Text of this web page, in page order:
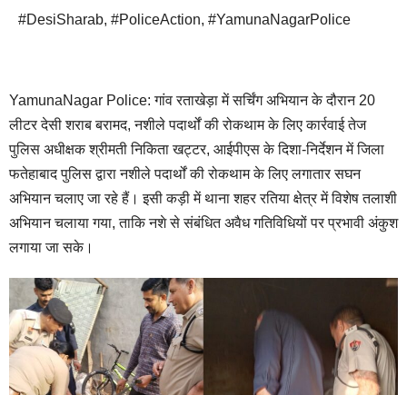
#DesiSharab, #PoliceAction, #YamunaNagarPolice
YamunaNagar Police: गांव रताखेड़ा में सर्चिंग अभियान के दौरान 20
लीटर देसी शराब बरामद, नशीले पदार्थों की रोकथाम के लिए कार्रवाई तेज
पुलिस अधीक्षक श्रीमती निकिता खट्टर, आईपीएस के दिशा-निर्देशन में जिला
फतेहाबाद पुलिस द्वारा नशीले पदार्थों की रोकथाम के लिए लगातार सघन
अभियान चलाए जा रहे हैं। इसी कड़ी में थाना शहर रतिया क्षेत्र में विशेष तलाशी
अभियान चलाया गया, ताकि नशे से संबंधित अवैध गतिविधियों पर प्रभावी अंकुश
लगाया जा सके।